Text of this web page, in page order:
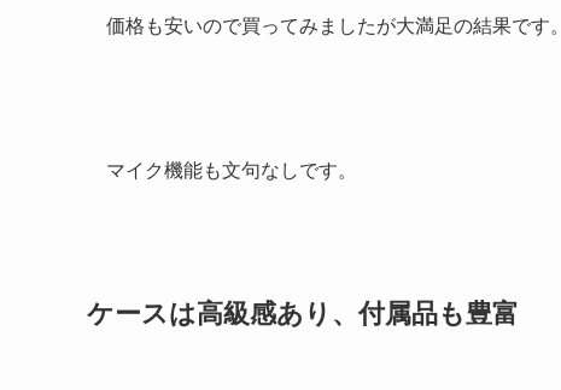
価格も安いので買ってみましたが大満足の結果です。